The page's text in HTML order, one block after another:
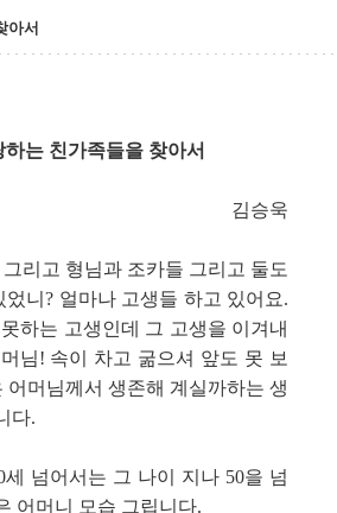
아서
는 친가족들을 찾아서
승욱
리고 형님과 조카들 그리고 둘도
니? 얼마나 고생들 하고 있어요.
하는 고생인데 그 고생을 이겨내
님! 속이 차고 굶으셔 앞도 못 보
머님께서 생존해 계실까하는 생
다.
넘어서는 그 나이 지나 50을 넘
어머니 모습 그립니다.